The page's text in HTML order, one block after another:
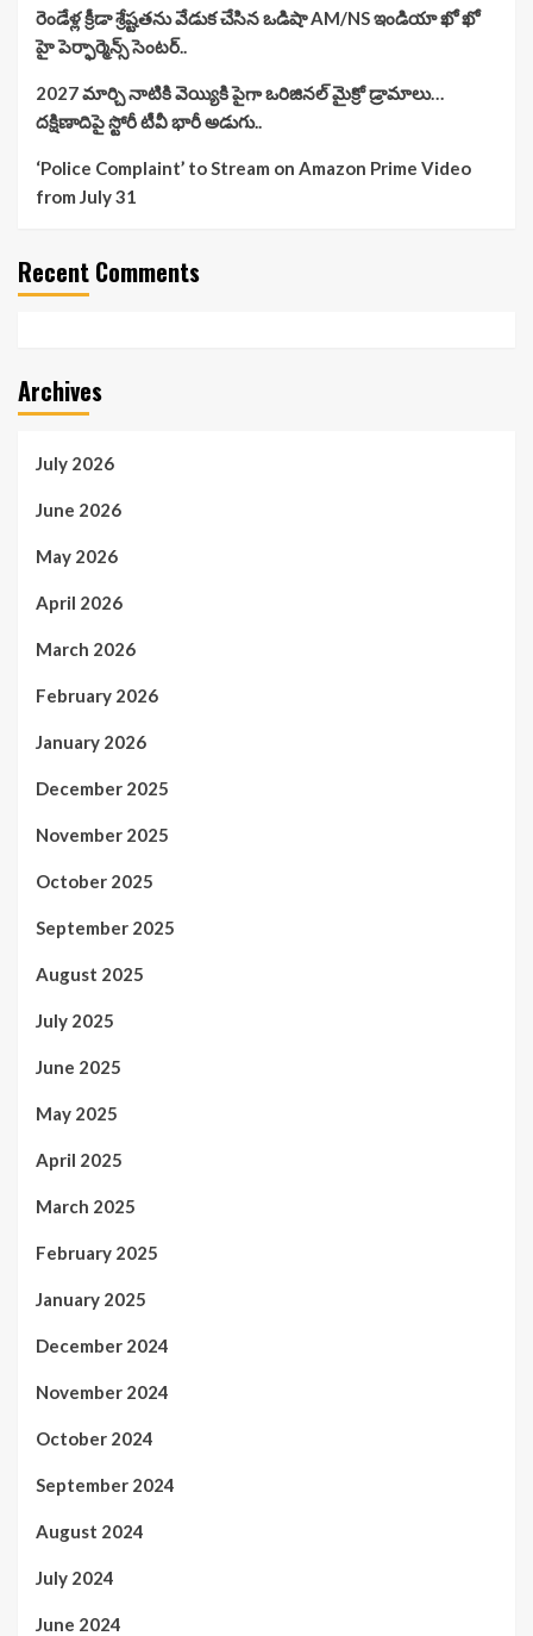
రెండేళ్ల క్రీడా శ్రేష్టతను వేడుక చేసిన ఒడిషా AM/NS ఇండియా ఖో ఖో
హై పెర్ఫార్మెన్స్ సెంటర్..
2027 మార్చి నాటికి వెయ్యికి పైగా ఒరిజినల్ మైక్రో డ్రామాలు…
దక్షిణాదిపై స్టోరీ టీవీ భారీ అడుగు..
‘Police Complaint’ to Stream on Amazon Prime Video
from July 31
Recent Comments
Archives
July 2026
June 2026
May 2026
April 2026
March 2026
February 2026
January 2026
December 2025
November 2025
October 2025
September 2025
August 2025
July 2025
June 2025
May 2025
April 2025
March 2025
February 2025
January 2025
December 2024
November 2024
October 2024
September 2024
August 2024
July 2024
June 2024